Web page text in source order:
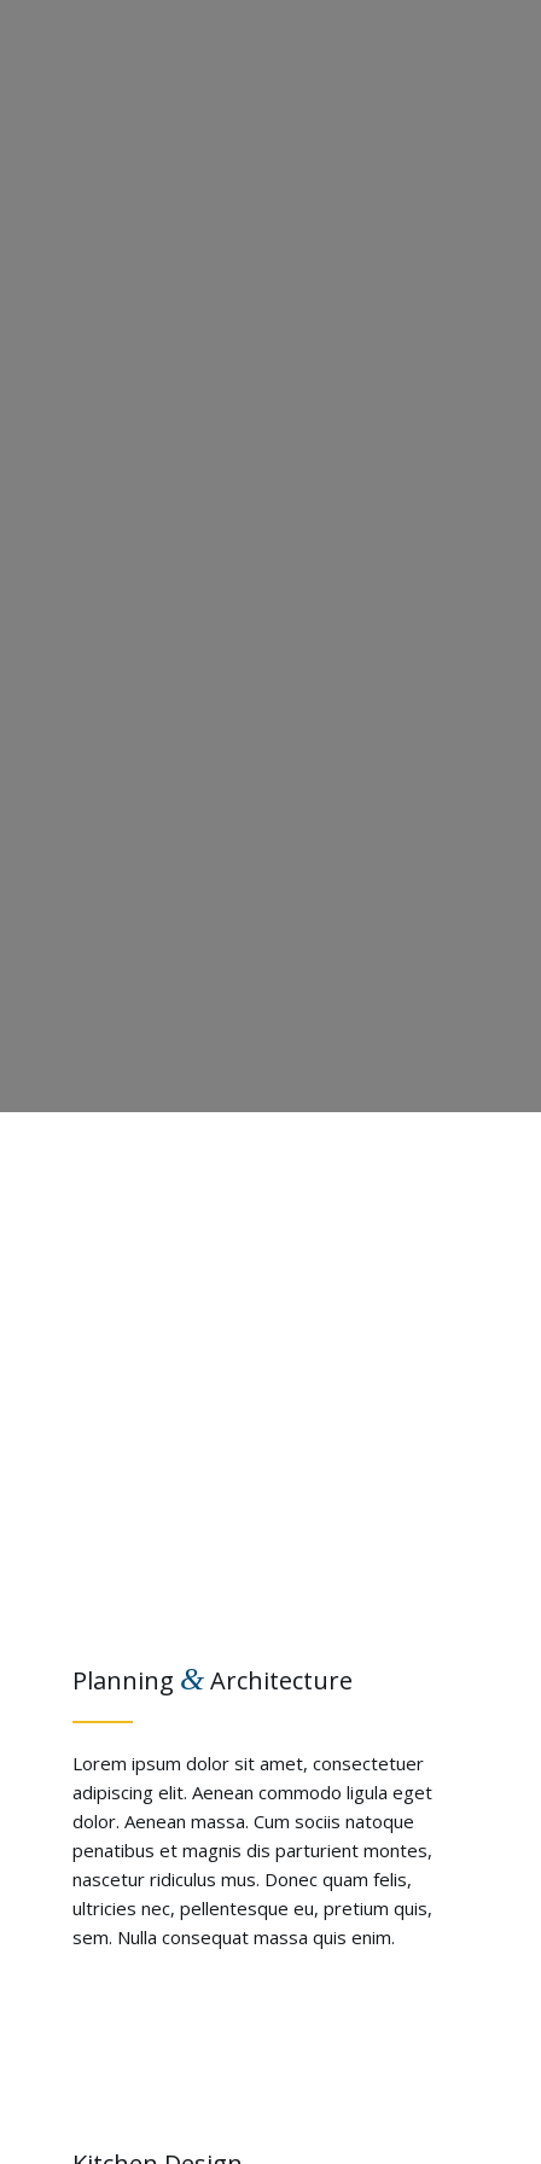
Planning &Architecture
Lorem ipsum dolor sit amet, consectetuer
adipiscing elit. Aenean commodo ligula eget
dolor. Aenean massa. Cum sociis natoque
penatibus et magnis dis parturient montes,
nascetur ridiculus mus. Donec quam felis,
ultricies nec, pellentesque eu, pretium quis,
sem. Nulla consequat massa quis enim.